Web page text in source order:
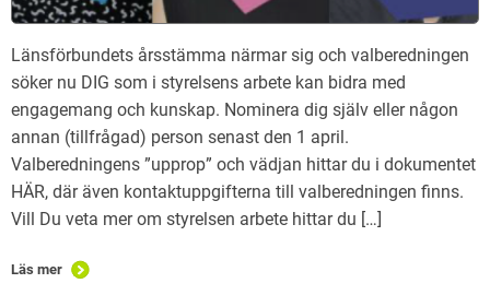
Länsförbundets årsstämma närmar sig och valberedningen
söker nu DIG som i styrelsens arbete kan bidra med
engagemang och kunskap. Nominera dig själv eller någon
annan (tillfrågad) person senast den 1 april.
Valberedningens ”upprop” och vädjan hittar du i dokumentet
HÄR, där även kontaktuppgifterna till valberedningen finns.
Vill Du veta mer om styrelsen arbete hittar du […]
Läs mer